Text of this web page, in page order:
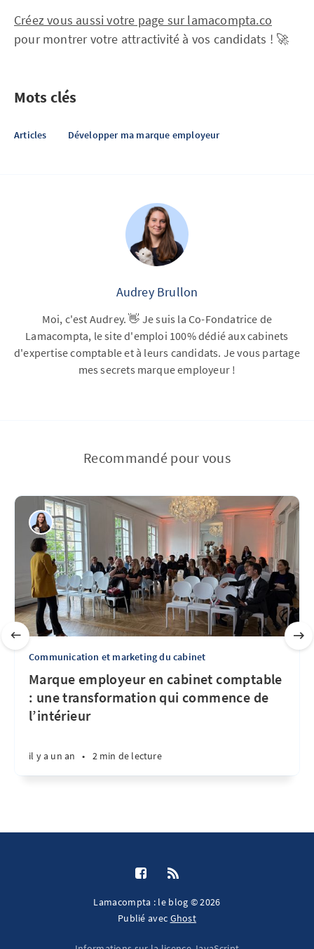
Créez vous aussi votre page sur lamacompta.co
pour montrer votre attractivité à vos candidats ! 🚀
Mots clés
Articles Développer ma marque employeur
Audrey Brullon
Moi, c'est Audrey. 👋 Je suis la Co-Fondatrice de
Lamacompta, le site d'emploi 100% dédié aux cabinets
d'expertise comptable et à leurs candidats. Je vous partage
mes secrets marque employeur !
Recommandé pour vous
Communication et marketing du cabinet
Marque employeur en cabinet comptable
: une transformation qui commence de
l’intérieur
il y a un an • 2 min de lecture
Lamacompta : le blog © 2026
Publié avec Ghost